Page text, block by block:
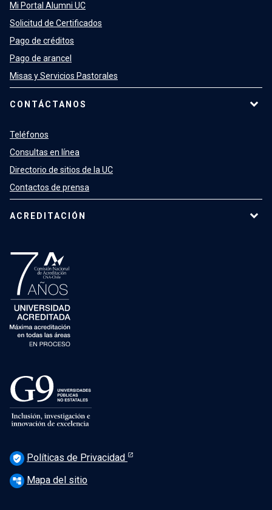
Mi Portal Alumni UC
Solicitud de Certificados
Pago de créditos
Pago de arancel
Misas y Servicios Pastorales
CONTÁCTANOS
Teléfonos
Consultas en línea
Directorio de sitios de la UC
Contactos de prensa
ACREDITACIÓN
verified_user Políticas de Privacidad
account_tree Mapa del sitio